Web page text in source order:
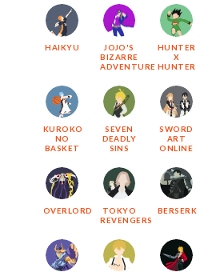
HAIKYU
JOJO'S
BIZARRE
ADVENTURE
HUNTER
X
HUNTER
KUROKO
NO
BASKET
SEVEN
DEADLY
SINS
SWORD
ART
ONLINE
OVERLORD
TOKYO
REVENGERS
BERSERK